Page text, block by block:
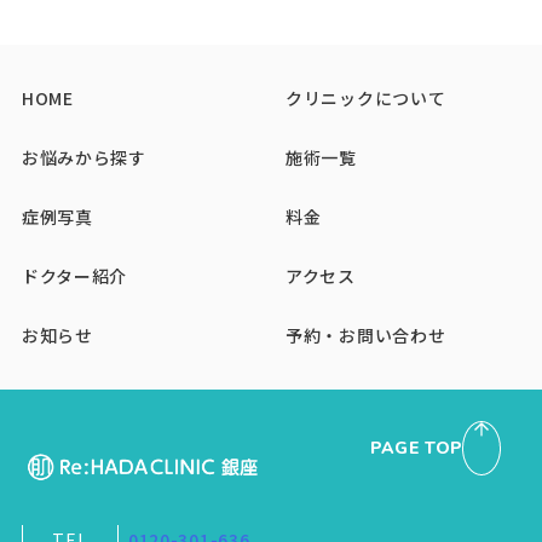
HOME クリニックについて
お悩みから探す 施術一覧
症例写真 料金
ドクター紹介 アクセス
お知らせ 予約・お問い合わせ
PAGE TOP